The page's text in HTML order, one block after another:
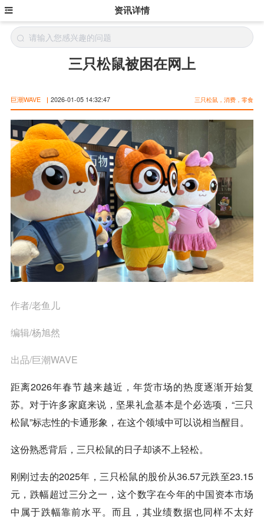
资讯详情
三只松鼠被困在网上
巨潮WAVE | 2026-01-05 14:32:47 三只松鼠，消费，零食
作者/老鱼儿
编辑/杨旭然
出品/巨潮WAVE
距离2026年春节越来越近，年货市场的热度逐渐开始复
苏。对于许多家庭来说，坚果礼盒基本是个必选项，“三只
松鼠”标志性的卡通形象，在这个领域中可以说相当醒目。
这份熟悉背后，三只松鼠的日子却谈不上轻松。
刚刚过去的2025年，三只松鼠的股价从36.57元跌至23.15
元，跌幅超过三分之一，这个数字在今年的中国资本市场
中属于跌幅靠前水平。而且，其业绩数据也同样不太好